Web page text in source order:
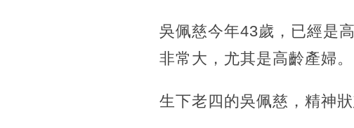
吳佩慈今年43歲，已經是
非常大，尤其是高齡產婦。
生下老四的吳佩慈，精神狀